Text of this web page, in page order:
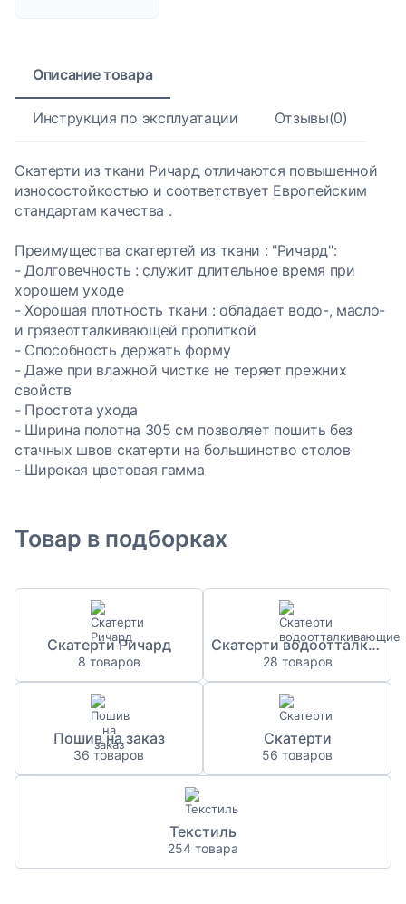
Описание товара
Инструкция по эксплуатации Отзывы(0)
Скатерти из ткани Ричард отличаются повышенной
износостойкостью и соответствует Европейским
стандартам качества .
Преимущества скатертей из ткани : "Ричард":
- Долговечность : служит длительное время при
хорошем уходе
- Хорошая плотность ткани : обладает водо-, масло-
и грязеотталкивающей пропиткой
- Способность держать форму
- Даже при влажной чистке не теряет прежних
свойств
- Простота ухода
- Ширина полотна 305 см позволяет пошить без
стачных швов скатерти на большинство столов
- Широкая цветовая гамма
Товар в подборках
Скатерти Ричард
8 товаров
Скатерти водоотталкивающие
28 товаров
Пошив на заказ
36 товаров
Скатерти
56 товаров
Текстиль
254 товара